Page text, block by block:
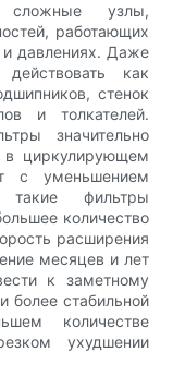
сложные узлы,
работающих
и давлениях. Даже
как
стенок
и толкателей.
значительно
в циркулирующем
с уменьшением
такие фильтры
количество
расширения
месяцев и лет
к заметному
более стабильной
количестве
ухудшении